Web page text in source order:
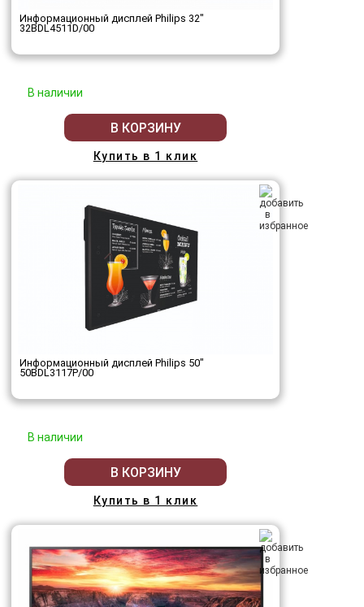
Информационный дисплей Philips 32"
32BDL4511D/00
В наличии
В КОРЗИНУ
Купить в 1 клик
Информационный дисплей Philips 50"
50BDL3117P/00
В наличии
В КОРЗИНУ
Купить в 1 клик